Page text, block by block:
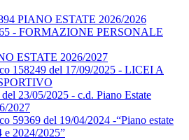
PIANO ESTATE 2026/2026
- FORMAZIONE PERSONALE
ESTATE 2026/2027
158249 del 17/09/2025 - LICEI A
23/05/2025 - c.d. Piano Estate
2027
59369 del 19/04/2024 -“Piano estate
e 2024/2025”